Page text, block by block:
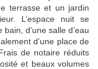
terrasse et un jardin
L’espace nuit se
d’une salle d’eau
d’une place de
de notaire réduits
et beaux volumes